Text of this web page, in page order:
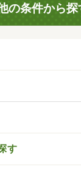
の条件から探
す